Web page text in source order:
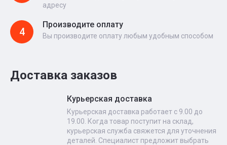
адресу
4
Производите оплату
Вы производите оплату любым удобным способом
Доставка заказов
Курьерская доставка
Курьерская доставка работает с 9.00 до
19.00. Когда товар поступит на склад,
курьерская служба свяжется для уточнения
деталей. Специалист предложит выбрать